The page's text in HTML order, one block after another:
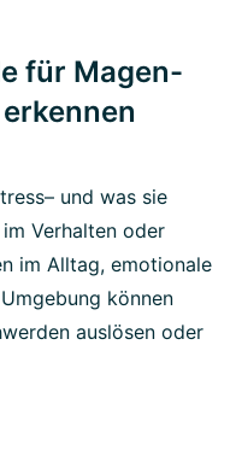
für Magen-
und was sie
Verhalten oder
im Alltag, emotionale
können
auslösen oder